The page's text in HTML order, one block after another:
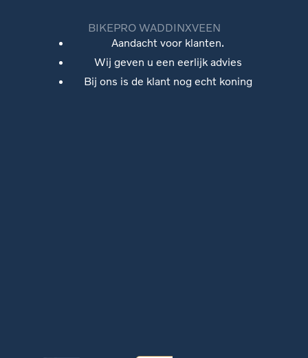
BIKEPRO WADDINXVEEN
Aandacht voor klanten.
Wij geven u een eerlijk advies
Bij ons is de klant nog echt koning